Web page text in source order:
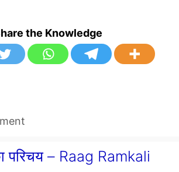
the Knowledge
परिचय – Raag Ramkali